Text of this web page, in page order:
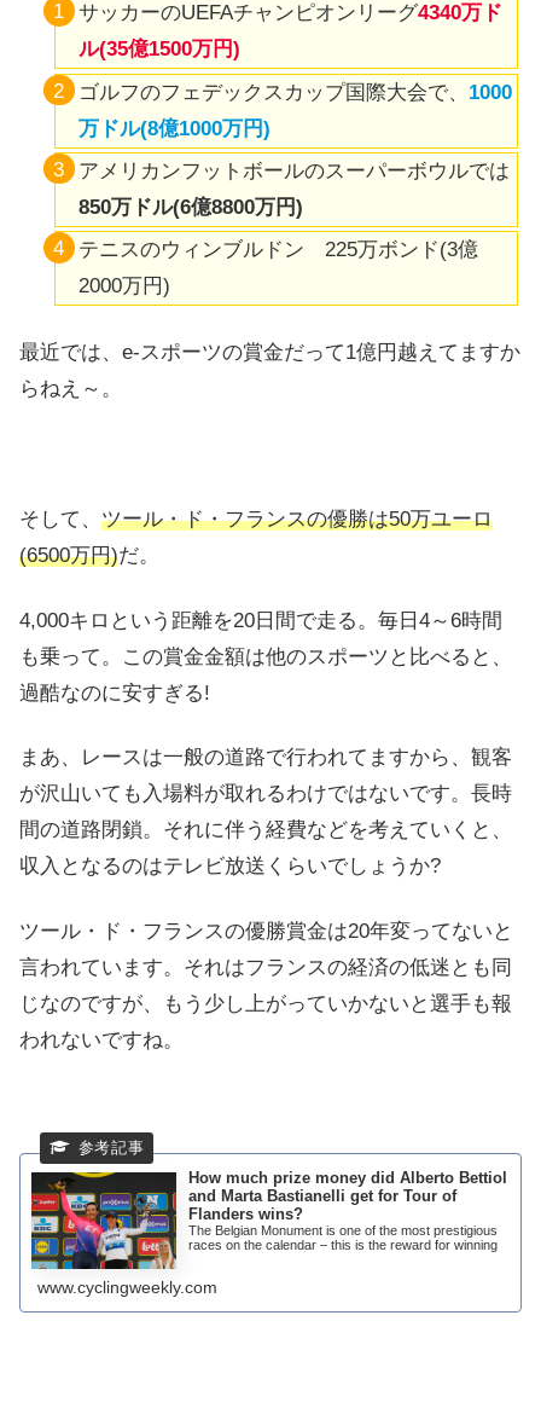
サッカーのUEFAチャンピオンリーグ4340万ド
ル(35億1500万円)
ゴルフのフェデックスカップ国際大会で、 1000
万ドル(8億1000万円)
アメリカンフットボールのスーパーボウルでは
850万ドル(6億8800万円)
テニスのウィンブルドン 225万ボンド(3億
2000万円)
最近では、e-スポーツの賞金だって1億円越えてますか
らねえ～。
そして、 ツール・ド・フランスの優勝は50万ユーロ
(6500万円)だ。
4,000キロという距離を20日間で走る。毎日4～6時間
も乗って。この賞金金額は他のスポーツと比べると、
過酷なのに安すぎる!
まあ、レースは一般の道路で行われてますから、観客
が沢山いても入場料が取れるわけではないです。長時
間の道路閉鎖。それに伴う経費などを考えていくと、
収入となるのはテレビ放送くらいでしょうか?
ツール・ド・フランスの優勝賞金は20年変ってないと
言われています。それはフランスの経済の低迷とも同
じなのですが、もう少し上がっていかないと選手も報
われないですね。
How much prize money did Alberto Bettiol
and Marta Bastianelli get for Tour of
Flanders wins?
The Belgian Monument is one of the most prestigious
races on the calendar – this is the reward for winning
www.cyclingweekly.com